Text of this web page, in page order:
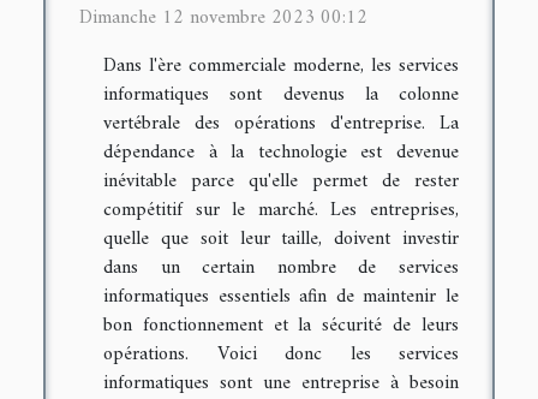
Dimanche 12 novembre 2023 00:12
Dans l'ère commerciale moderne, les services
informatiques sont devenus la colonne
vertébrale des opérations d'entreprise. La
dépendance à la technologie est devenue
inévitable parce qu'elle permet de rester
compétitif sur le marché. Les entreprises,
quelle que soit leur taille, doivent investir
dans un certain nombre de services
informatiques essentiels afin de maintenir le
bon fonctionnement et la sécurité de leurs
opérations. Voici donc les services
informatiques sont une entreprise à besoin